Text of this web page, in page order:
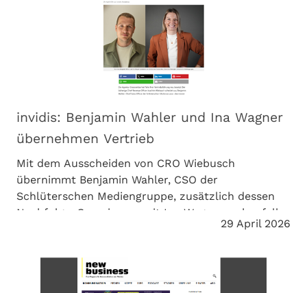
invidis: Benjamin Wahler und Ina Wagner
übernehmen Vertrieb
Mit dem Ausscheiden von CRO Wiebusch
übernimmt Benjamin Wahler, CSO der
Schlüterschen Mediengruppe, zusätzlich dessen
Nachfolge. Gemeinsam mit Ina Wagner - ebenfalls
aus der Schlüterschen - erweitert er künftig die
29 April 2026